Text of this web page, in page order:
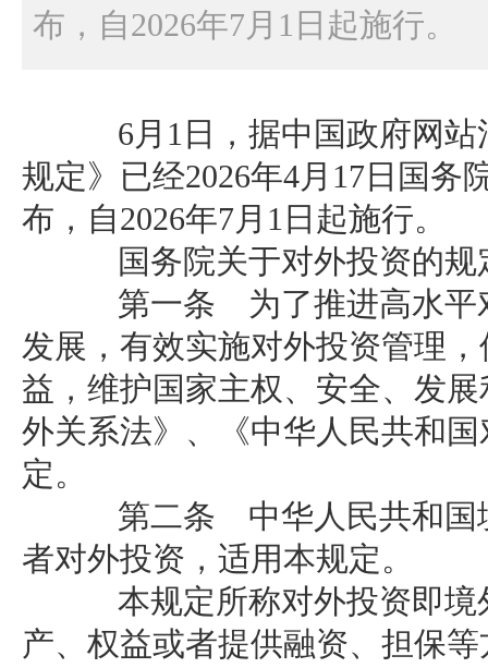
布，自2026年7月1日起施行。
6月1日，据中国政府网站
规定》已经2026年4月17日国务
布，自2026年7月1日起施行。
国务院关于对外投资的规
第一条 为了推进高水平对
发展，有效实施对外投资管理
益，维护国家主权、安全、发
外关系法》、《中华人民共和
定。
第二条 中华人民共和国境
者对外投资，适用本规定。
本规定所称对外投资即境
产、权益或者提供融资、担保